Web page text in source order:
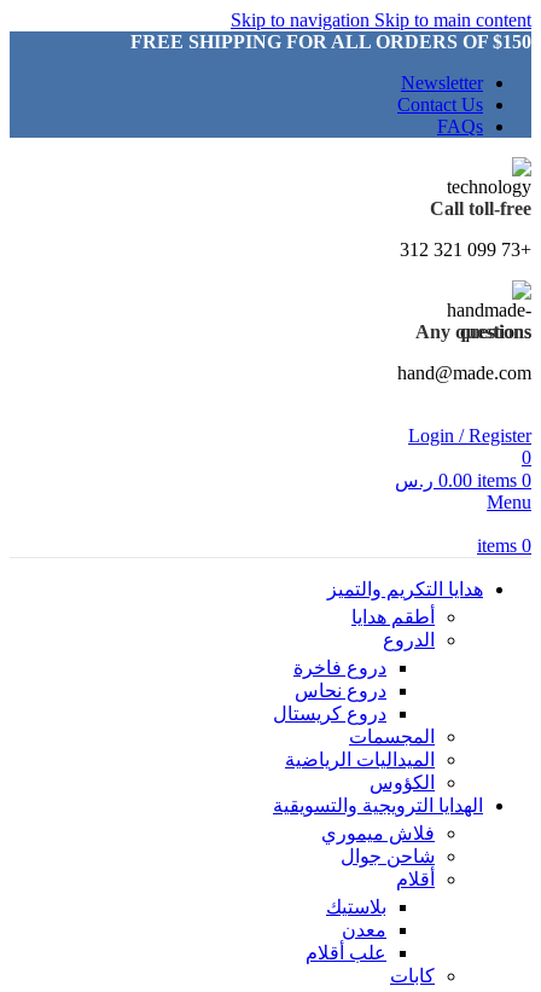
Skip to navigation Skip to main content
FREE SHIPPING FOR ALL ORDERS OF $150
Newsletter
Contact Us
FAQs
Call toll-free
+73 099 321 312
Any questions
hand@made.com
Login / Register
0
0
items
0.00 ر.س
Menu
0
items
هدايا التكريم والتميز
أطقم هدايا
الدروع
دروع فاخرة
دروع نحاس
دروع كريستال
المجسمات
الميداليات الرياضية
الكؤوس
الهدايا الترويجية والتسويقية
فلاش ميموري
شاحن جوال
أقلام
بلاستيك
معدن
علب أقلام
كابات